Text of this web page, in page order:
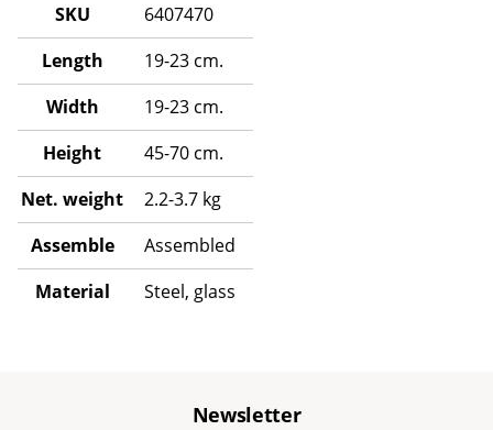
SKU
6407470
Length
19-23 cm.
Width
19-23 cm.
Height
45-70 cm.
Net. weight
2.2-3.7 kg
Assemble
Assembled
Material
Steel, glass
Newsletter